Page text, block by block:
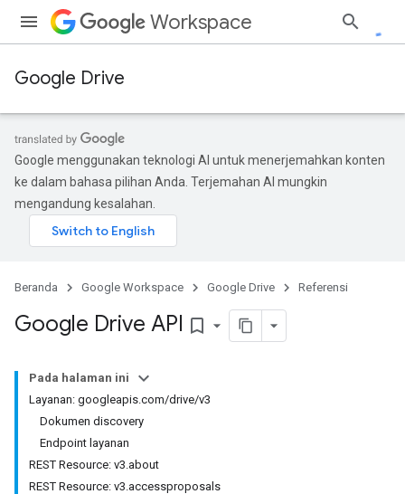
Workspace
Google Drive
Google menggunakan teknologi AI untuk menerjemahkan konten
ke dalam bahasa pilihan Anda. Terjemahan AI mungkin
mengandung kesalahan.
Beranda Google Workspace Google Drive Referensi
Google Drive API bookmark_border
Pada halaman ini
Layanan: googleapis.com/drive/v3
Dokumen discovery
Endpoint layanan
REST Resource: v3.about
REST Resource: v3.accessproposals